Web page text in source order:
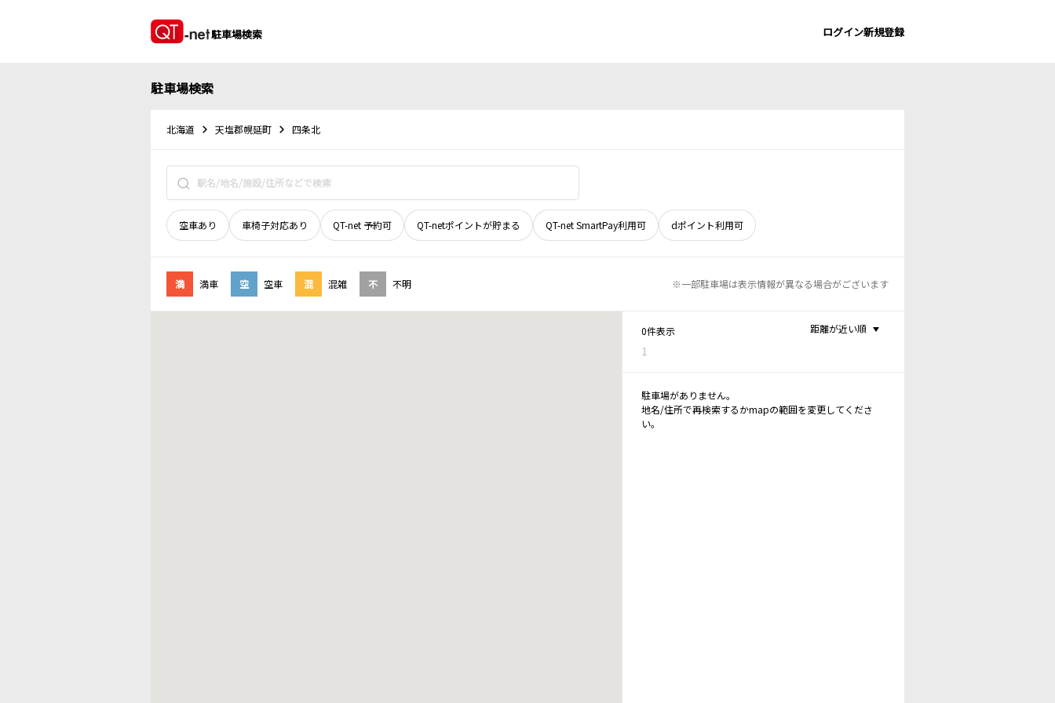
駐車場検索 ログイン新規登録
駐車場検索
北海道 天塩郡幌延町 四条北
空車あり 車椅子対応あり QT-net 予約可 QT-netポイントが貯まる QT-net SmartPay利用可 dポイント利用可
満 満車 空 空車 混 混雑 不 不明 ※一部駐車場は表示情報が異なる場合がございます
0件表示
1
距離が近い順
駐車場がありません。
地名/住所で再検索するかmapの範囲を変更してくださ
い。